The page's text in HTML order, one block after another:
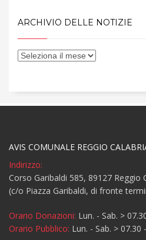
ARCHIVIO DELLE NOTIZIE
AVIS COMUNALE REGGIO
Indirizzo:
Corso Garibaldi 585, 89127 Reggio
(c/o Piazza Garibaldi, di fronte
Orario Donazioni: Lun. - Sab. >
Orario Pubblico: Lun. - Sab. > 07.30